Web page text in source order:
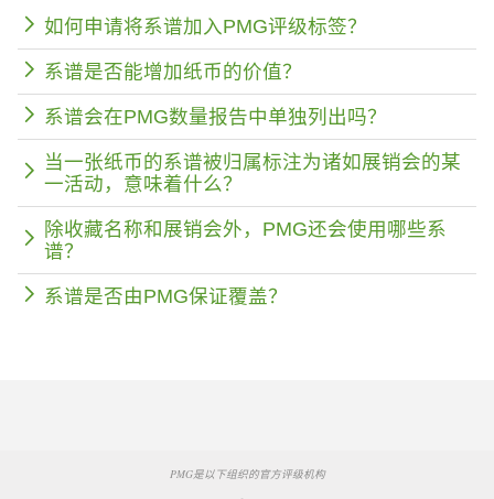
如何申请将系谱加入PMG评级标签？
系谱是否能增加纸币的价值？
系谱会在PMG数量报告中单独列出吗？
当一张纸币的系谱被归属标注为诸如展销会的某
一活动，意味着什么？
除收藏名称和展销会外，PMG还会使用哪些系
谱？
系谱是否由PMG保证覆盖？
PMG是以下组织的官方评级机构